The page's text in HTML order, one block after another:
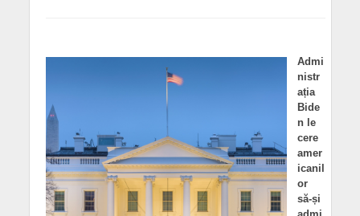
Admi
nistr
ația
Bide
n le
cere
amer
icanil
or
să-și